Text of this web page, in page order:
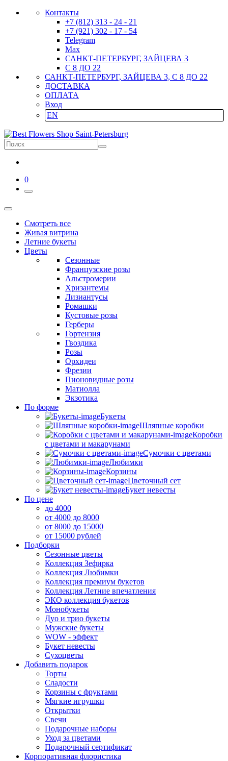
Контакты
+7 (812) 313 - 24 - 21
+7 (921) 302 - 17 - 54
Telegram
Max
САНКТ-ПЕТЕРБУРГ, ЗАЙЦЕВА 3
С 8 ДО 22
САНКТ-ПЕТЕРБУРГ, ЗАЙЦЕВА 3, С 8 ДО 22
ДОСТАВКА
ОПЛАТА
Вход
EN
0
Смотреть все
Живая витрина
Летние букеты
Цветы
Сезонные
Французские розы
Альстромерии
Хризантемы
Лизиантусы
Ромашки
Кустовые розы
Герберы
Гортензия
Гвоздика
Розы
Орхидеи
Фрезии
Пионовидные розы
Матиолла
Экзотика
По форме
Букеты
Шляпные коробки
Коробки
с цветами и макарунами
Сумочки с цветами
Любимки
Корзины
Цветочный сет
Букет невесты
По цене
до 4000
от 4000 до 8000
от 8000 до 15000
от 15000 рублей
Подборки
Сезонные цветы
Коллекция Зефирка
Коллекция Любимки
Коллекция премиум букетов
Коллекция Летние впечатления
ЭКО коллекция букетов
Монобукеты
Дуо и трио букеты
Мужские букеты
WOW - эффект
Букет невесты
Сухоцветы
Добавить подарок
Торты
Сладости
Корзины с фруктами
Мягкие игрушки
Открытки
Свечи
Подарочные наборы
Уход за цветами
Подарочный сертификат
Корпоративная флористика